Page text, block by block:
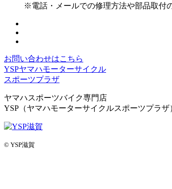
※電話・メールでの修理方法や部品取付
お問い合わせはこちら
YSPヤマハモーターサイクル
スポーツプラザ
ヤマハスポーツバイク専門店
YSP（ヤマハモーターサイクルスポーツプラザ
© YSP滋賀